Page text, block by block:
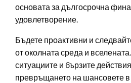
основата за дългосрочна
удовлетворение.
Бъдете проактивни и
от околната среда и
ситуациите и бързите
превръщането на шансовете в